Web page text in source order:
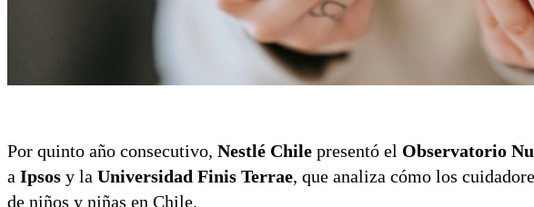
Por quinto año consecutivo, Nestlé Chile presentó el Observatorio
a Ipsos y la Universidad Finis Terrae, que analiza cómo los
de niños y niñas en Chile.